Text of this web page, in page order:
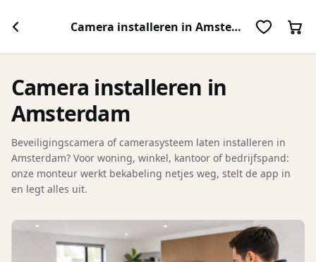
Camera installeren in Amsterdam
Camera installeren in
Amsterdam
Beveiligingscamera of camerasysteem laten installeren in
Amsterdam? Voor woning, winkel, kantoor of bedrijfspand:
onze monteur werkt bekabeling netjes weg, stelt de app in
en legt alles uit.